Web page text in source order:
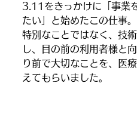
3.11をきっかけに「事業
たい」と始めたこの仕事。
特別なことではなく、技
し、目の前の利用者様と
り前で大切なことを、医
えてもらいました。